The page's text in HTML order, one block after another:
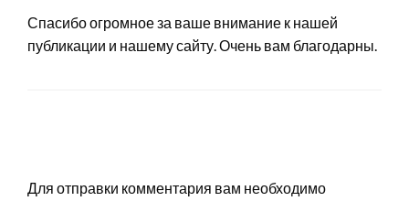
Спасибо огромное за ваше внимание к нашей
публикации и нашему сайту. Очень вам благодарны.
Для отправки комментария вам необходимо